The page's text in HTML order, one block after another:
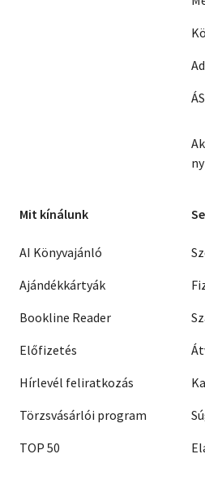
Mit kínálunk
AI Könyvajánló
Ajándékkártyák
Bookline Reader
Előfizetés
Hírlevél feliratkozás
Törzsvásárlói program
TOP 50